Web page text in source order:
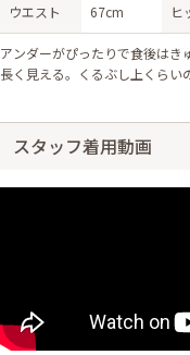
ウエスト 67cm ヒ
アンダーがぴったりで食後はき
長く見える。くるぶし上くらい
スタッフ着用動画